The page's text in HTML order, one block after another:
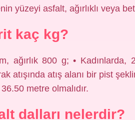
yüzeyi asfalt, ağırlıklı veya
kaç kg?
ağırlık 800 g; • Kadınlarda,
atışında atış alanı bir pist
metre olmalıdır.
dalları nelerdir?